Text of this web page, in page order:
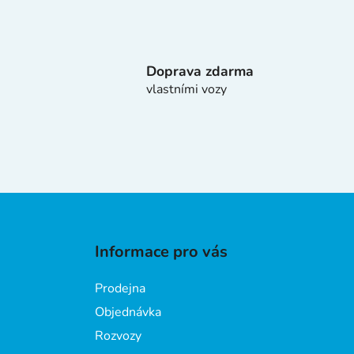
Doprava zdarma
vlastními vozy
Informace pro vás
Prodejna
Objednávka
Rozvozy